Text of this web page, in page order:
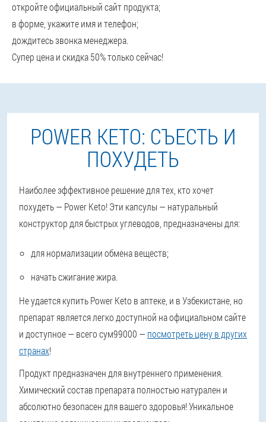
откройте официальный сайт продукта;
в форме, укажите имя и телефон;
дождитесь звонка менеджера.
Супер цена и скидка 50% только сейчас!
POWER KETO: СЪЕСТЬ И
ПОХУДЕТЬ
Наиболее эффективное решение для тех, кто хочет
похудеть — Power Keto! Эти капсулы — натуральный
конструктор для быстрых углеводов , предназначены для:
для нормализации обмена веществ;
начать сжигание жира.
Не удается купить Power Keto в аптеке, и в Узбекистане, но
препарат является легко доступной на официальном сайте
и доступное — всего сум99000 — посмотреть цену в других
странах!
Продукт предназначен для внутреннего применения.
Химический состав препарата полностью натурален и
абсолютно безопасен для вашего здоровья! Уникальное